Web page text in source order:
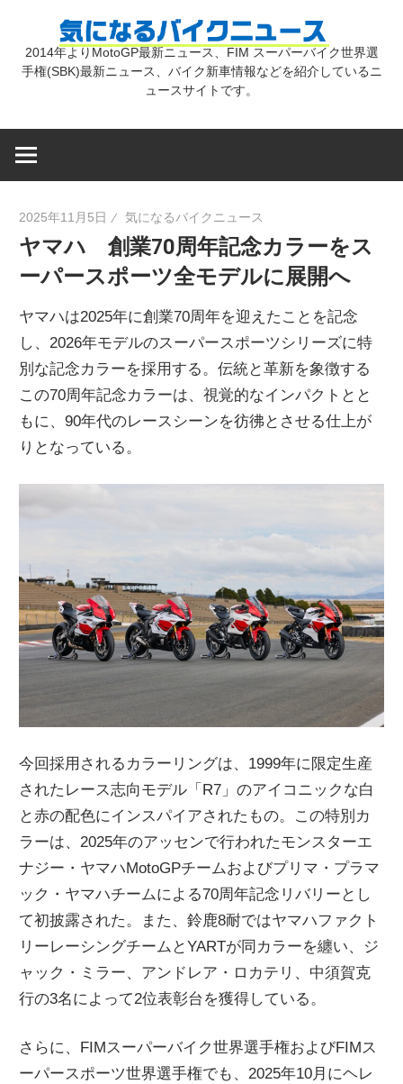
気
バ
イ
ク
ニ
ュ
ー
ス
2014年よりMotoGP最新ニュース、FIM スーパーバイク世界選
手権(SBK)最新ニュース、バイク新車情報などを紹介しているニ
ュースサイトです。
2025年11月5日 気になるバイクニュース
ヤマハ 創業70周年記念カラーをス
ーパースポーツ全モデルに展開へ
ヤマハは2025年に創業70周年を迎えたことを記念
し、2026年モデルのスーパースポーツシリーズに特
別な記念カラーを採用する。伝統と革新を象徴する
この70周年記念カラーは、視覚的なインパクトとと
もに、90年代のレースシーンを彷彿とさせる仕上が
りとなっている。
今回採用されるカラーリングは、1999年に限定生産
されたレース志向モデル「R7」のアイコニックな白
と赤の配色にインスパイアされたもの。この特別カ
ラーは、2025年のアッセンで行われたモンスターエ
ナジー・ヤマハMotoGPチームおよびプリマ・プラマ
ック・ヤマハチームによる70周年記念リバリーとし
て初披露された。また、鈴鹿8耐ではヤマハファクト
リーレーシングチームとYARTが同カラーを纏い、ジ
ャック・ミラー、アンドレア・ロカテリ、中須賀克
行の3名によって2位表彰台を獲得している。
さらに、FIMスーパーバイク世界選手権およびFIMス
ーパースポーツ世界選手権でも、2025年10月にヘレ